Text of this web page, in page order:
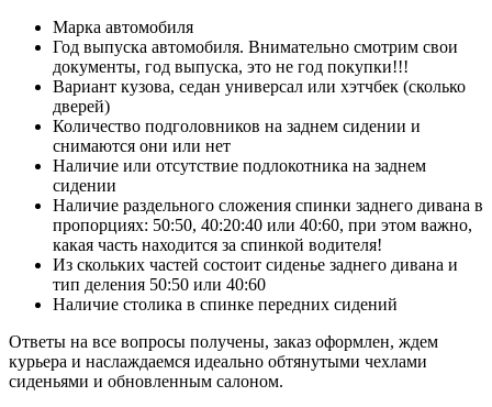
Марка автомобиля
Год выпуска автомобиля. Внимательно смотрим свои
документы, год выпуска, это не год покупки!!!
Вариант кузова, седан универсал или хэтчбек (сколько
дверей)
Количество подголовников на заднем сидении и
снимаются они или нет
Наличие или отсутствие подлокотника на заднем
сидении
Наличие раздельного сложения спинки заднего дивана в
пропорциях: 50:50, 40:20:40 или 40:60, при этом важно,
какая часть находится за спинкой водителя!
Из скольких частей состоит сиденье заднего дивана и
тип деления 50:50 или 40:60
Наличие столика в спинке передних сидений
Ответы на все вопросы получены, заказ оформлен, ждем
курьера и наслаждаемся идеально обтянутыми чехлами
сиденьями и обновленным салоном.